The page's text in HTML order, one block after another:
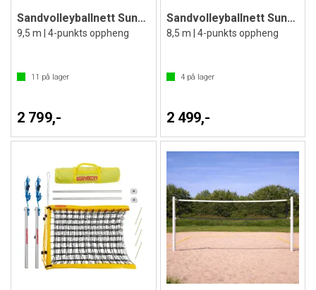
Sandvolleyballnett SunVolley Standard
9,5 m | 4-punkts oppheng
11 på lager
2 799,-
Sandvolleyballnett SunVolley Standard
8,5 m | 4-punkts oppheng
4på lager
2 499,-